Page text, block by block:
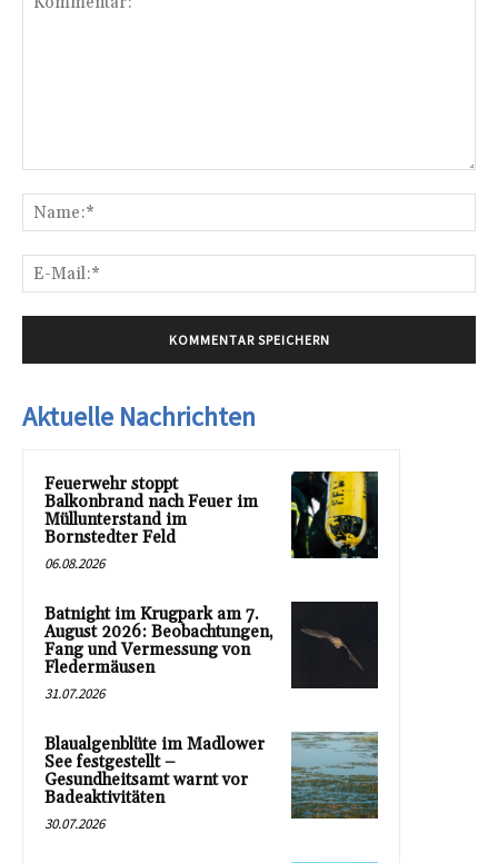
Aktuelle Nachrichten
Feuerwehr stoppt
Balkonbrand nach Feuer im
Müllunterstand im
Bornstedter Feld
06.08.2026
Batnight im Krugpark am 7.
August 2026: Beobachtungen,
Fang und Vermessung von
Fledermäusen
31.07.2026
Blaualgenblüte im Madlower
See festgestellt –
Gesundheitsamt warnt vor
Badeaktivitäten
30.07.2026